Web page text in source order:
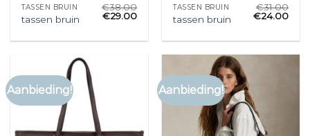
TASSEN BRUIN
tassen bruin
€38.00
€29.00
TASSEN BRUIN
tassen bruin
€31.00
€24.00
Aanbieding! Aanbieding!